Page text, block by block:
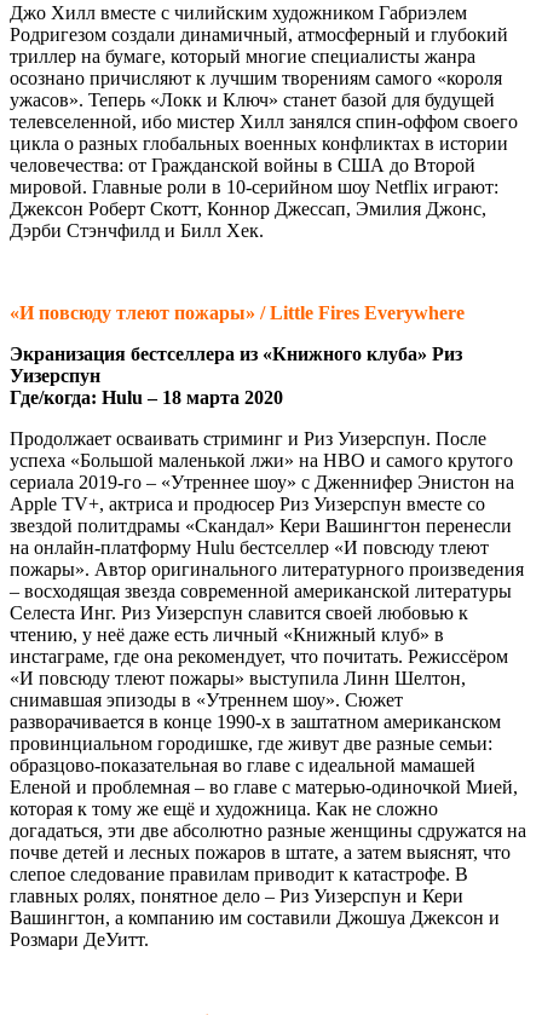
Джо Хилл вместе с чилийским художником Габриэлем
Родригезом создали динамичный, атмосферный и глубокий
триллер на бумаге, который многие специалисты жанра
осознано причисляют к лучшим творениям самого «короля
ужасов». Теперь «Локк и Ключ» станет базой для будущей
телевселенной, ибо мистер Хилл занялся спин-оффом своего
цикла о разных глобальных военных конфликтах в истории
человечества: от Гражданской войны в США до Второй
мировой. Главные роли в 10-серийном шоу Netflix играют:
Джексон Роберт Скотт, Коннор Джессап, Эмилия Джонс,
Дэрби Стэнчфилд и Билл Хек.
«И повсюду тлеют пожары» / Little Fires Everywhere
Экранизация бестселлера из «Книжного клуба» Риз
Уизерспун
Где/когда: Hulu – 18 марта 2020
Продолжает осваивать стриминг и Риз Уизерспун. После
успеха «Большой маленькой лжи» на HBO и самого крутого
сериала 2019-го – «Утреннее шоу» с Дженнифер Энистон на
Apple TV+, актриса и продюсер Риз Уизерспун вместе со
звездой политдрамы «Скандал» Кери Вашингтон перенесли
на онлайн-платформу Hulu бестселлер «И повсюду тлеют
пожары». Автор оригинального литературного произведения
– восходящая звезда современной американской литературы
Селеста Инг. Риз Уизерспун славится своей любовью к
чтению, у неё даже есть личный «Книжный клуб» в
инстаграме, где она рекомендует, что почитать. Режиссёром
«И повсюду тлеют пожары» выступила Линн Шелтон,
снимавшая эпизоды в «Утреннем шоу». Сюжет
разворачивается в конце 1990-х в заштатном американском
провинциальном городишке, где живут две разные семьи:
образцово-показательная во главе с идеальной мамашей
Еленой и проблемная – во главе с матерью-одиночкой Мией,
которая к тому же ещё и художница. Как не сложно
догадаться, эти две абсолютно разные женщины сдружатся на
почве детей и лесных пожаров в штате, а затем выяснят, что
слепое следование правилам приводит к катастрофе. В
главных ролях, понятное дело – Риз Уизерспун и Кери
Вашингтон, а компанию им составили Джошуа Джексон и
Розмари ДеУитт.